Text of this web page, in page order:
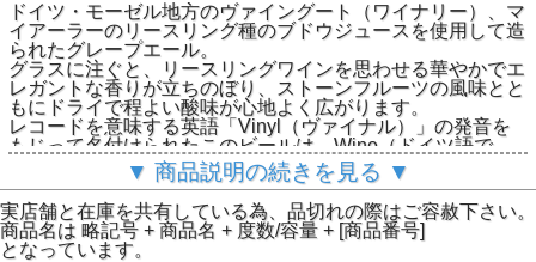
ドイツ・モーゼル地方のヴァイングート（ワイナリー）、マ
イアーラーのリースリング種のブドウジュースを使用して造
られたグレープエール。
グラスに注ぐと、リースリングワインを思わせる華やかでエ
レガントな香りが立ちのぼり、ストーンフルーツの風味とと
もにドライで程よい酸味が心地よく広がります。
レコードを意味する英語「Vinyl（ヴァイナル）」の発音を
もじって名付けられたこのビールは、Wine（ドイツ語で
Wein[ヴァイン]）が持つ繊細さと、Ale（エール）由来のホ
ップ感が美しく調和した味わいです。
「ワインとビールの完璧な融合」を体現する、特別感あふれ
る一杯に仕上がっています。
▼ 商品説明の続きを見る ▼
実店舗と在庫を共有している為、品切れの際はご容赦下さい。
商品名は 略記号 + 商品名 + 度数/容量 + [商品番号]
となっています。